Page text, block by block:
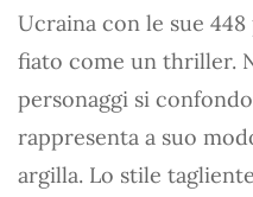
Ucraina con le sue
fiato come un thriller.
personaggi si
rappresenta a suo
argilla. Lo stile